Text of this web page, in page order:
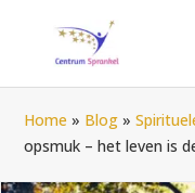
Home » Blog »
opsmuk – het leven is